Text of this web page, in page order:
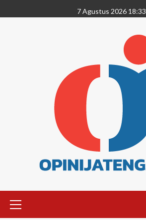
7 Agustus 2026 18:33